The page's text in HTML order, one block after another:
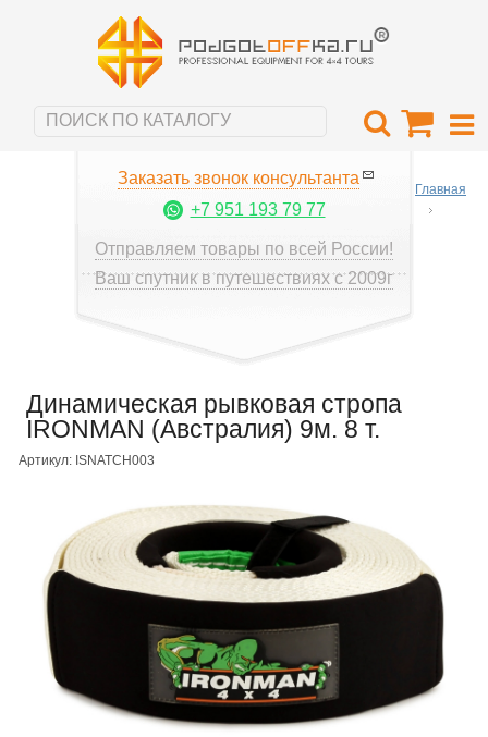
Заказать звонок консультанта
+7 951 193 79 77
Отправляем товары по всей России!
Ваш спутник в путешествиях с 2009г
Главная
Динамическая рывковая стропа
IRONMAN (Австралия) 9м. 8 т.
Артикул: ISNATCH003